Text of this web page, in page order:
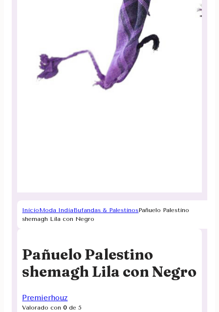
InicioModa IndiaBufandas & PalestinosPañuelo Palestino
shemagh Lila con Negro
Pañuelo Palestino
shemagh Lila con Negro
Premierhouz
Valorado con0 de 5